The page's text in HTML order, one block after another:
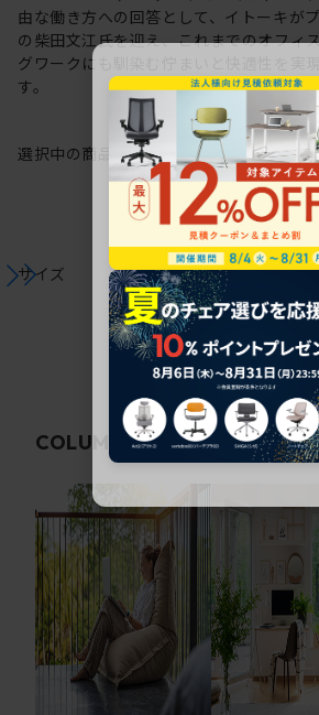
由な働き方への回答として、イトーキが
の柴田文江氏を迎え、これまでのオフィ
グワークにも馴染む佇まいと快適性を実
す。
選択中の商品情報保証 注意事項
サイズ
COLUMN 関連コラム